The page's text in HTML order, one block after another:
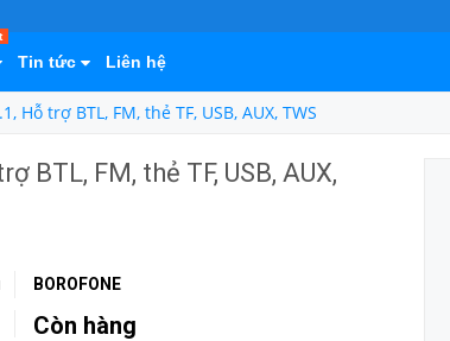
Tin tức Liên hệ
trợ BTL, FM, thẻ TF, USB, AUX, TWS
FM, thẻ TF, USB, AUX,
BOROFONE
Còn hàng